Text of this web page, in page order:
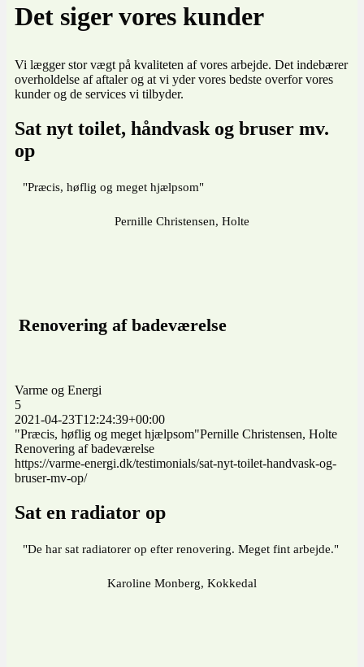
Det siger vores kunder
Vi lægger stor vægt på kvaliteten af vores arbejde. Det indebærer
overholdelse af aftaler og at vi yder vores bedste overfor vores
kunder og de services vi tilbyder.
Sat nyt toilet, håndvask og bruser mv.
op
"Præcis, høflig og meget hjælpsom"
Pernille Christensen, Holte
Renovering af badeværelse
Varme og Energi
5
2021-04-23T12:24:39+00:00
"Præcis, høflig og meget hjælpsom"Pernille Christensen, Holte
Renovering af badeværelse
https://varme-energi.dk/testimonials/sat-nyt-toilet-handvask-og-
bruser-mv-op/
Sat en radiator op
"De har sat radiatorer op efter renovering. Meget fint arbejde."
Karoline Monberg, Kokkedal